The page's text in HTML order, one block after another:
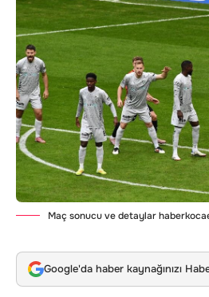
Maç sonucu ve detaylar
Google'da haber kaynağınızı